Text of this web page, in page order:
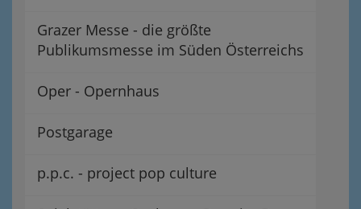
Grazer Messe - die größte
Publikumsmesse im Süden Österreichs
Oper - Opernhaus
Postgarage
p.p.c. - project pop culture